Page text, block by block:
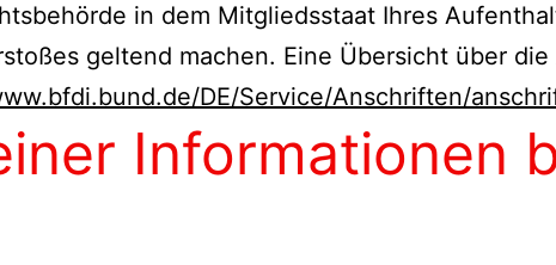
in dem Mitgliedsstaat Ihres
geltend machen. Eine Übersicht über
DE/Service/Anschriften/
Informationen